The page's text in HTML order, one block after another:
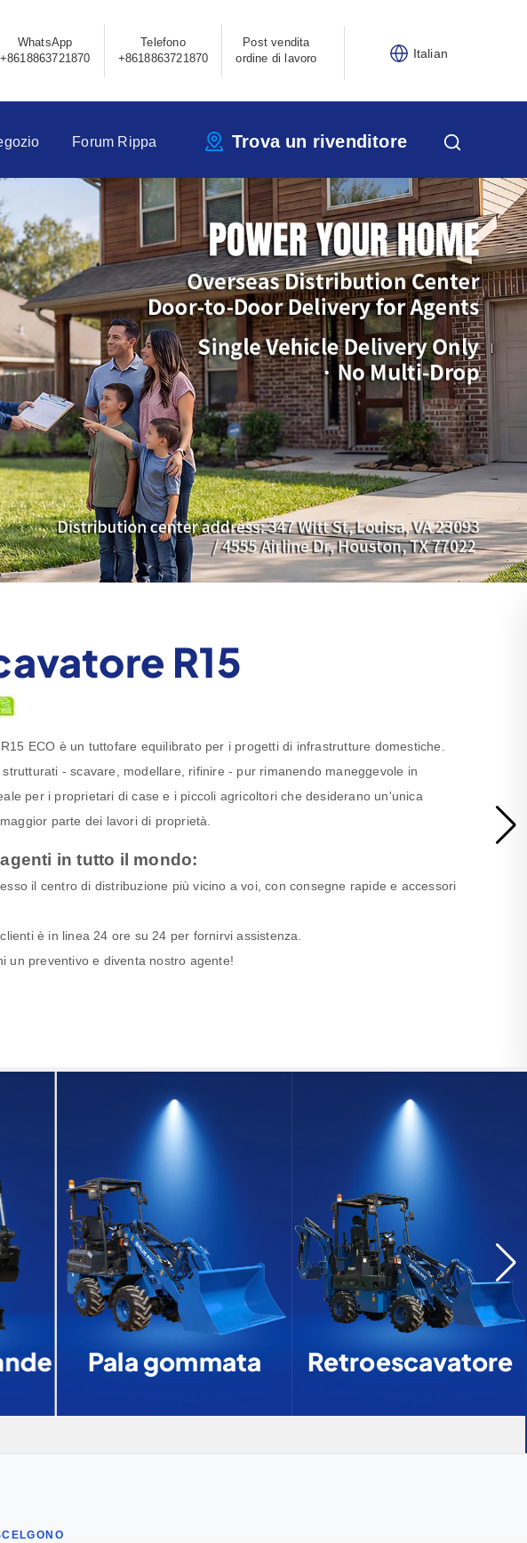
WhatsApp
+8618863721870
Telefono
+8618863721870
Post vendita
ordine di lavoro
Italian
Forum Rippa Trova un rivenditore
R15
ECO è un tuttofare equilibrato per i progetti di infrastrutture domestiche.
- scavare, modellare, rifinire - pur rimanendo maneggevole in
per i proprietari di case e i piccoli agricoltori che desiderano un'unica
parte dei lavori di proprietà.
in tutto il mondo:
il centro di distribuzione più vicino a voi, con consegne rapide e accessori
è in linea 24 ore su 24 per fornirvi assistenza.
un preventivo e diventa nostro agente!
Pala gommata Retroescavatore